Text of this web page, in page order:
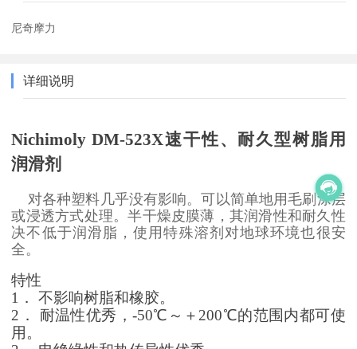
尼奇摩力
详细说明
Nichimoly DM-523X速干性、耐久型树脂用
润滑剂
对各种塑料几乎没有影响。可以简单地用毛刷涂层
或浸透方式处理。半干燥皮膜薄，其润滑性和耐久性
决不低于润滑脂，使用特殊溶剂对地球环境也很安
全。
特性
1 ． 不影响树脂和橡胶。
2 ． 耐温性优秀，-50℃～＋200℃的范围内都可使
用。